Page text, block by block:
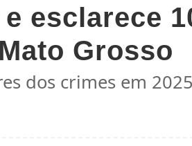
esclarece
Grosso
dos crimes em